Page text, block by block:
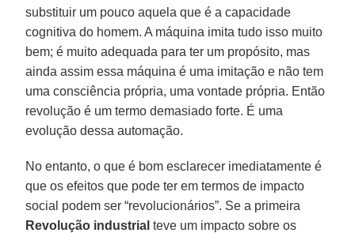
substituir um pouco aquela que é a capacidade
cognitiva do homem. A máquina imita tudo isso muito
bem; é muito adequada para ter um propósito, mas
ainda assim essa máquina é uma imitação e não tem
uma consciência própria, uma vontade própria. Então
revolução é um termo demasiado forte. É uma
evolução dessa automação.
No entanto, o que é bom esclarecer imediatamente é
que os efeitos que pode ter em termos de impacto
social podem ser “revolucionários”. Se a primeira
Revolução industrial teve um impacto sobre os